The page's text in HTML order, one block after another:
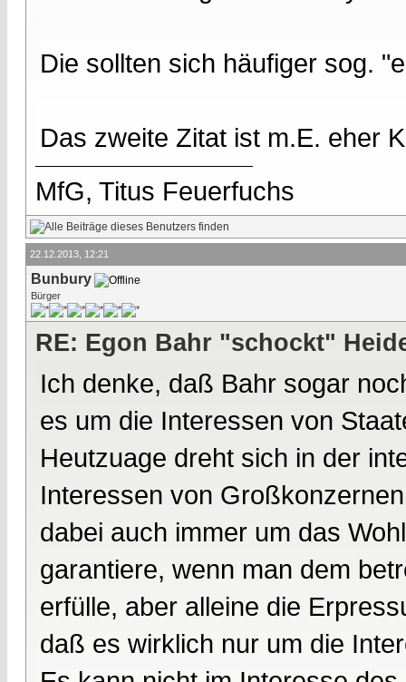
Die sollten sich häufiger sog.
Das zweite Zitat ist m.E. eher
MfG, Titus Feuerfuchs
22.12.2013, 12:21
Bunbury
Bürger
RE: Egon Bahr "schockt"
Ich denke, daß Bahr sogar
es um die Interessen von
Heutzuage dreht sich in der
Interessen von
dabei auch immer um das
garantiere, wenn man dem
erfülle, aber alleine die
daß es wirklich nur um die